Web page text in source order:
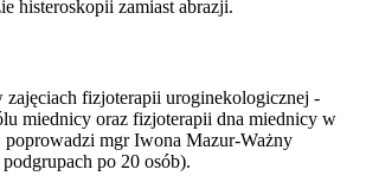
histeroskopii zamiast abrazji.
zajęciach fizjoterapii uroginekologicznej -
miednicy oraz fizjoterapii dna miednicy w
poprowadzi mgr Iwona Mazur-Ważny
po 20 osób).